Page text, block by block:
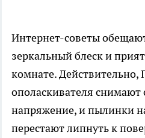
Интернет-советы
зеркальный блеск и
комнате. Действительно,
ополаскивателя снимают
напряжение, и пылинки
перестают липнуть к